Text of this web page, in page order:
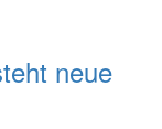
neue